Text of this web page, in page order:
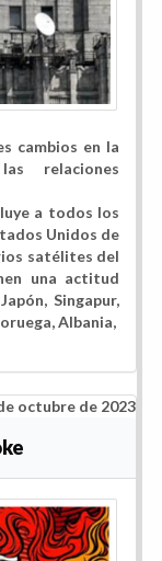
cambios en la
relaciones
a todos los
Unidos de
satélites del
una actitud
Singapur,
Albania,
octubre de 2023